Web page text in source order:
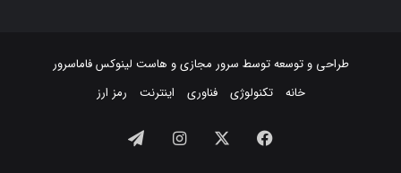
طراحی و توسعه توسط سرور مجازیو هاست لینوکسفاماسرور
خانه
تکنولوژی فناوری اینترنت رمز ارز
فیسبوک ایکس اینستاگرام